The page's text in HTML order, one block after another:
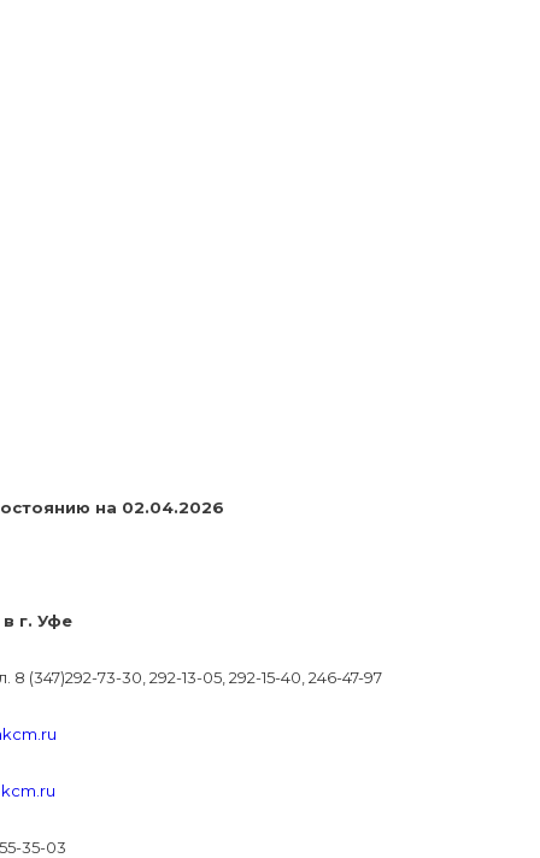
на 02.04.2026
г. Уфе
(347)292-73-30, 292-13-05, 292-15-40, 246-47-97
35-03